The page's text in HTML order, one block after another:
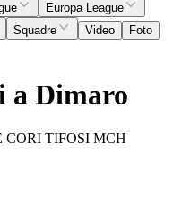
Europa League
Squadre Video
Foto
a Dimaro
CORI TIFOSI MCH